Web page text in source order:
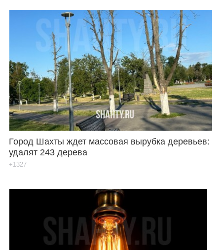
Город Шахты ждет массовая вырубка деревьев:
удалят 243 дерева
+1327